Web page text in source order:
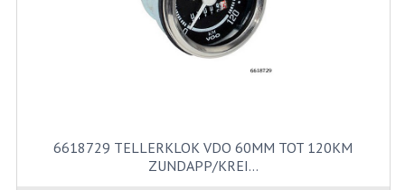
KABELS
SPIEGELS
TELLERS COMPLEET
6618729 TELLERKLOK VDO 60MM TOT 120KM
ZUNDAPP/KREI…